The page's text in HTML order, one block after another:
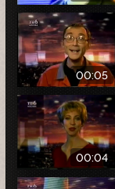
00:05
00:04